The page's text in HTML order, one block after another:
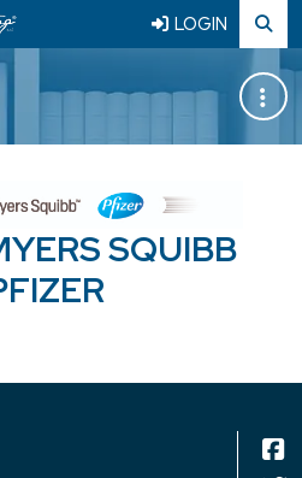
LOGIN
SQUIBB